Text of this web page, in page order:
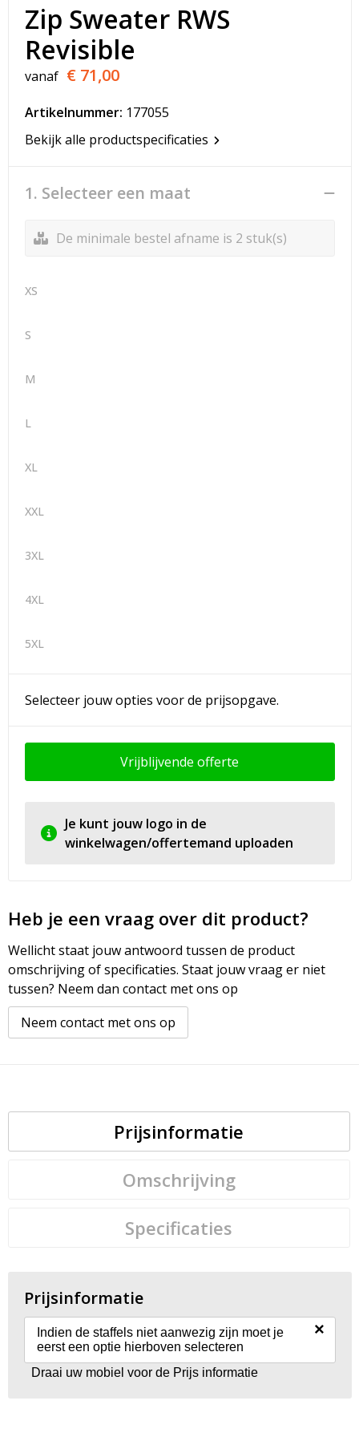
T-Shirts
Veiligheidsvesten en Veiligheidshesjes
Vesten
Zip Sweater RWS
Revisible
vanaf € 71,00
Artikelnummer: 177055
Bekijk alle productspecificaties
1. Selecteer een maat
De minimale bestel afname is 2 stuk(s)
XS
S
M
L
XL
XXL
3XL
4XL
5XL
Selecteer jouw opties voor de prijsopgave.
Vrijblijvende offerte
Je kunt jouw logo in de
winkelwagen/offertemand uploaden
Heb je een vraag over dit product?
Wellicht staat jouw antwoord tussen de product
omschrijving of specificaties. Staat jouw vraag er niet
tussen? Neem dan contact met ons op
Neem contact met ons op
Prijsinformatie
Omschrijving
Specificaties
Prijsinformatie
Indien de staffels niet aanwezig zijn moet je
eerst een optie hierboven selecteren
×
Draai uw mobiel voor de Prijs informatie